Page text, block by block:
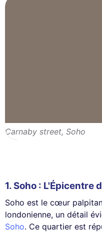
Carnaby street, Soho
1. Soho : L'Épicentre
Soho est le cœur
londonienne, un détail
Soho. Ce quartier est